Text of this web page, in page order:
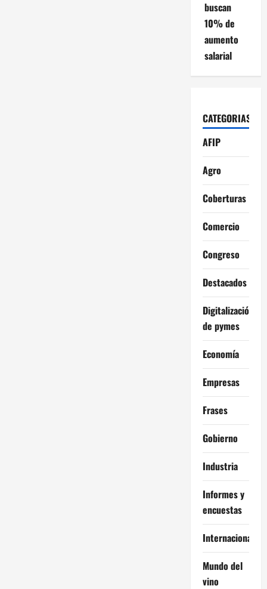
buscan
10% de
aumento
salarial
CATEGORIAS
AFIP
Agro
Coberturas
Comercio
Congreso
Destacados
Digitalización
de pymes
Economía
Empresas
Frases
Gobierno
Industria
Informes y
encuestas
Internacional
Mundo del
vino